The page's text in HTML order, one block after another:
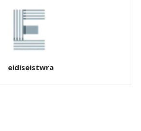
eidiseistwra